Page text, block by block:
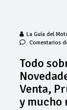
La Guía del
Comentarios
Todo
Venta,
y mucho